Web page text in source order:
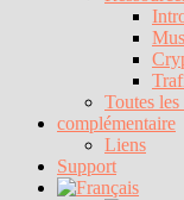
Toutes les
complémentaire
Liens
Support